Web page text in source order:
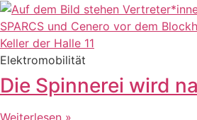
Elektromobilität
Die Spinnerei wird
Weiterlesen »